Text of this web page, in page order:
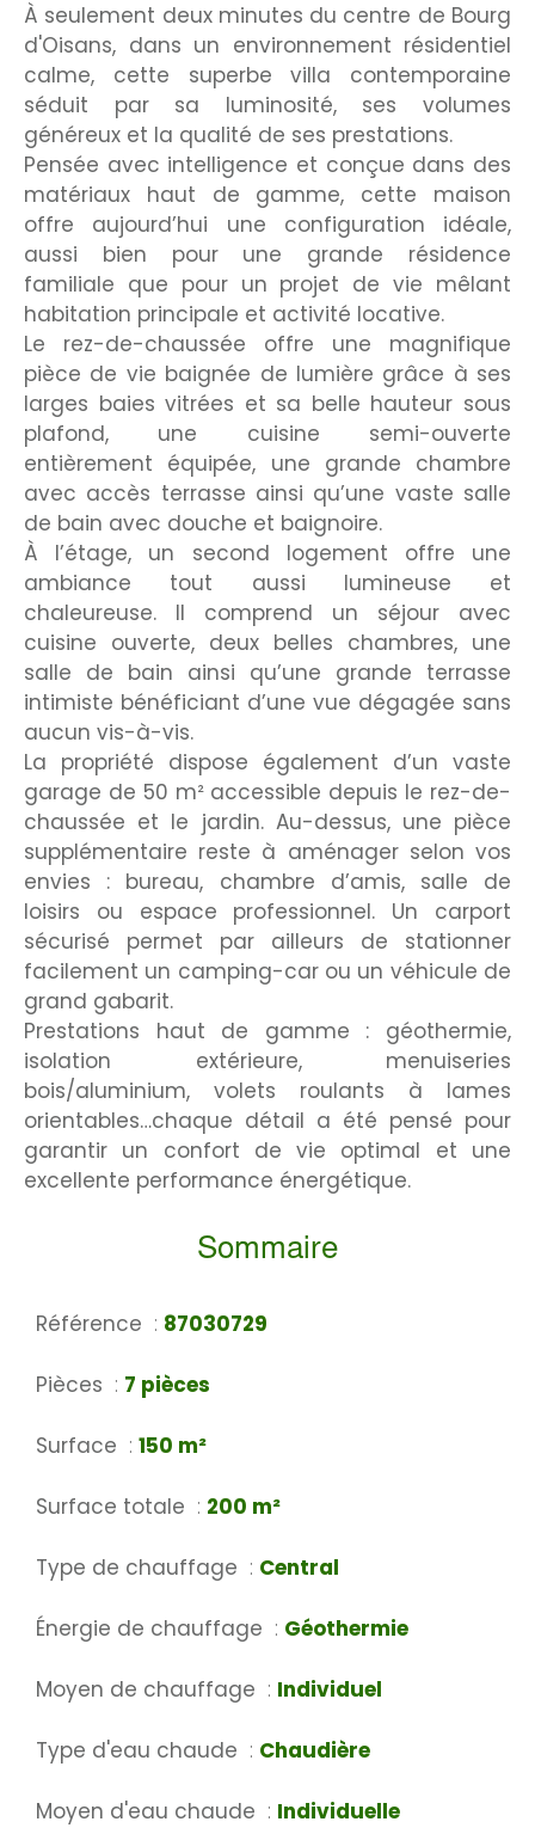
À seulement deux minutes du centre de Bourg
d'Oisans, dans un environnement résidentiel
calme, cette superbe villa contemporaine
séduit par sa luminosité, ses volumes
généreux et la qualité de ses prestations.
Pensée avec intelligence et conçue dans des
matériaux haut de gamme, cette maison
offre aujourd’hui une configuration idéale,
aussi bien pour une grande résidence
familiale que pour un projet de vie mêlant
habitation principale et activité locative.
Le rez-de-chaussée offre une magnifique
pièce de vie baignée de lumière grâce à ses
larges baies vitrées et sa belle hauteur sous
plafond, une cuisine semi-ouverte
entièrement équipée, une grande chambre
avec accès terrasse ainsi qu’une vaste salle
de bain avec douche et baignoire.
À l’étage, un second logement offre une
ambiance tout aussi lumineuse et
chaleureuse. Il comprend un séjour avec
cuisine ouverte, deux belles chambres, une
salle de bain ainsi qu’une grande terrasse
intimiste bénéficiant d’une vue dégagée sans
aucun vis-à-vis.
La propriété dispose également d’un vaste
garage de 50 m² accessible depuis le rez-de-
chaussée et le jardin. Au-dessus, une pièce
supplémentaire reste à aménager selon vos
envies : bureau, chambre d’amis, salle de
loisirs ou espace professionnel. Un carport
sécurisé permet par ailleurs de stationner
facilement un camping-car ou un véhicule de
grand gabarit.
Prestations haut de gamme : géothermie,
isolation extérieure, menuiseries
bois/aluminium, volets roulants à lames
orientables…chaque détail a été pensé pour
garantir un confort de vie optimal et une
excellente performance énergétique.
Sommaire
Référence 87030729
Pièces 7 pièces
Surface 150 m²
Surface totale 200 m²
Type de chauffage Central
Énergie de chauffage Géothermie
Moyen de chauffage Individuel
Type d'eau chaude Chaudière
Moyen d'eau chaude Individuelle